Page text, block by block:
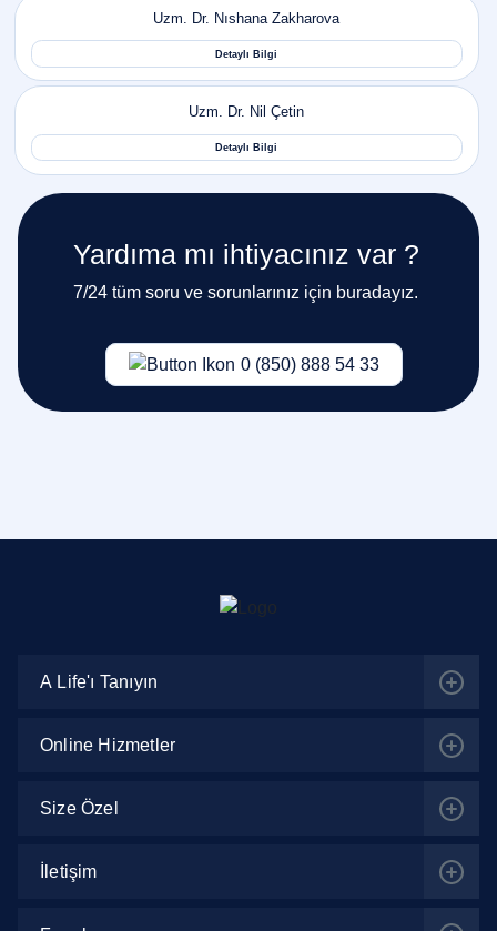
Yardıma mı ihtiyacınız var ?
7/24 tüm soru ve sorunlarınız için buradayız.
0 (850) 888 54 33
A Life'ı Tanıyın
Online Hizmetler
Size Özel
İletişim